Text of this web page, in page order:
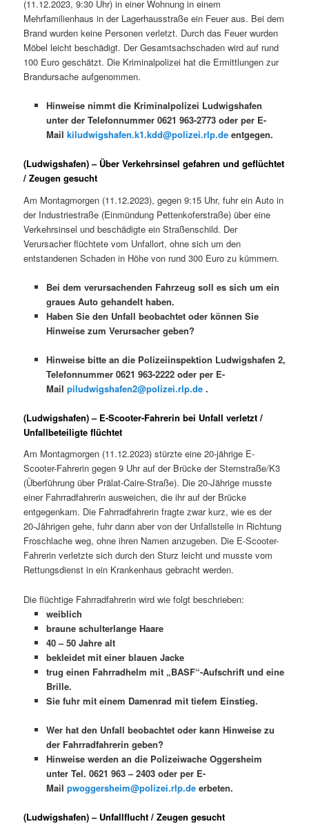
(11.12.2023, 9:30 Uhr) in einer Wohnung in einem
Mehrfamilienhaus in der Lagerhausstraße ein Feuer aus. Bei dem
Brand wurden keine Personen verletzt. Durch das Feuer wurden
Möbel leicht beschädigt. Der Gesamtsachschaden wird auf rund
100 Euro geschätzt. Die Kriminalpolizei hat die Ermittlungen zur
Brandursache aufgenommen.
Hinweise nimmt die Kriminalpolizei Ludwigshafen
unter der Telefonnummer 0621 963-2773 oder per E-
Mail kiludwigshafen.k1.kdd@polizei.rlp.deentgegen.
(Ludwigshafen) – Über Verkehrsinsel gefahren und geflüchtet
/ Zeugen gesucht
Am Montagmorgen (11.12.2023), gegen 9:15 Uhr, fuhr ein Auto in
der Industriestraße (Einmündung Pettenkoferstraße) über eine
Verkehrsinsel und beschädigte ein Straßenschild. Der
Verursacher flüchtete vom Unfallort, ohne sich um den
entstandenen Schaden in Höhe von rund 300 Euro zu kümmern.
Bei dem verursachenden Fahrzeug soll es sich um ein
graues Auto gehandelt haben.
Haben Sie den Unfall beobachtet oder können Sie
Hinweise zum Verursacher geben?
Hinweise bitte an die Polizeiinspektion Ludwigshafen 2,
Telefonnummer 0621 963-2222 oder per E-
Mail piludwigshafen2@polizei.rlp.de.
(Ludwigshafen) – E-Scooter-Fahrerin bei Unfall verletzt /
Unfallbeteiligte flüchtet
Am Montagmorgen (11.12.2023) stürzte eine 20-jährige E-
Scooter-Fahrerin gegen 9 Uhr auf der Brücke der Sternstraße/K3
(Überführung über Prälat-Caire-Straße). Die 20-Jährige musste
einer Fahrradfahrerin ausweichen, die ihr auf der Brücke
entgegenkam. Die Fahrradfahrerin fragte zwar kurz, wie es der
20-Jährigen gehe, fuhr dann aber von der Unfallstelle in Richtung
Froschlache weg, ohne ihren Namen anzugeben. Die E-Scooter-
Fahrerin verletzte sich durch den Sturz leicht und musste vom
Rettungsdienst in ein Krankenhaus gebracht werden.
Die flüchtige Fahrradfahrerin wird wie folgt beschrieben:
weiblich
braune schulterlange Haare
40 – 50 Jahre alt
bekleidet mit einer blauen Jacke
trug einen Fahrradhelm mit „BASF“-Aufschrift und eine
Brille.
Sie fuhr mit einem Damenrad mit tiefem Einstieg.
Wer hat den Unfall beobachtet oder kann Hinweise zu
der Fahrradfahrerin geben?
Hinweise werden an die Polizeiwache Oggersheim
unter Tel. 0621 963 – 2403 oder per E-
Mail pwoggersheim@polizei.rlp.deerbeten.
(Ludwigshafen) – Unfallflucht / Zeugen gesucht